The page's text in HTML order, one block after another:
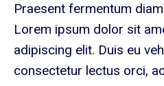
Praesent fermentum
Lorem ipsum dolor sit
adipiscing elit. Duis eu
consectetur lectus orci,